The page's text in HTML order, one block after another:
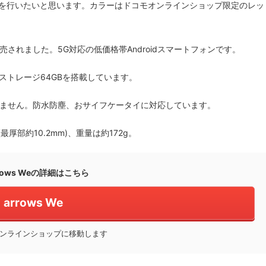
いたいと思います。カラーはドコモオンラインショップ限定のレ
れました。5G対応の低価格帯Androidスマートフォンです。
レージ64GBを搭載しています。
ん。防水防塵、おサイフケータイに対応しています。
厚部約10.2mm)、重量は約172g。
Weの詳細はこちら
arrows We
ラインショップに移動します